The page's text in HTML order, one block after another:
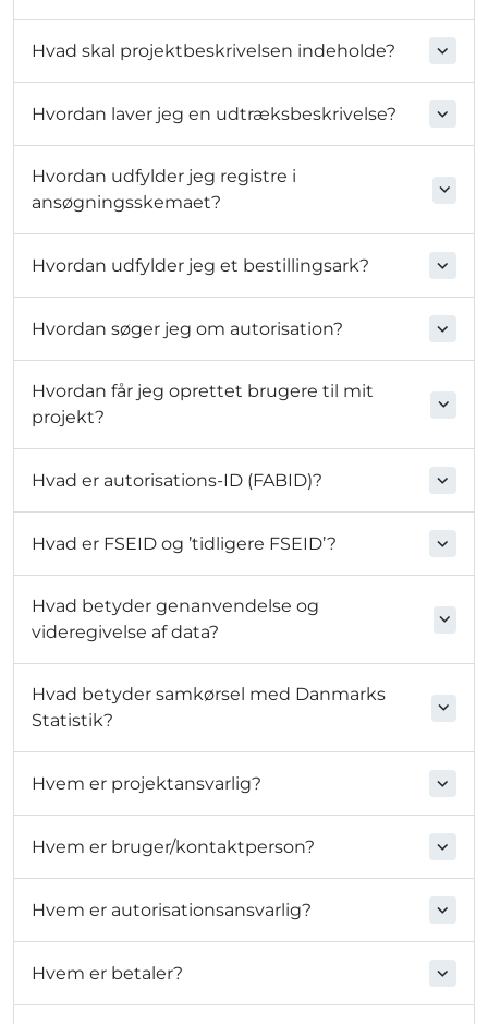
Hvad skal projektbeskrivelsen indeholde?
Hvordan laver jeg en udtræksbeskrivelse?
Hvordan udfylder jeg registre i
ansøgningsskemaet?
Hvordan udfylder jeg et bestillingsark?
Hvordan søger jeg om autorisation?
Hvordan får jeg oprettet brugere til mit
projekt?
Hvad er autorisations-ID (FABID)?
Hvad er FSEID og ’tidligere FSEID’?
Hvad betyder genanvendelse og
videregivelse af data?
Hvad betyder samkørsel med Danmarks
Statistik?
Hvem er projektansvarlig?
Hvem er bruger/kontaktperson?
Hvem er autorisationsansvarlig?
Hvem er betaler?